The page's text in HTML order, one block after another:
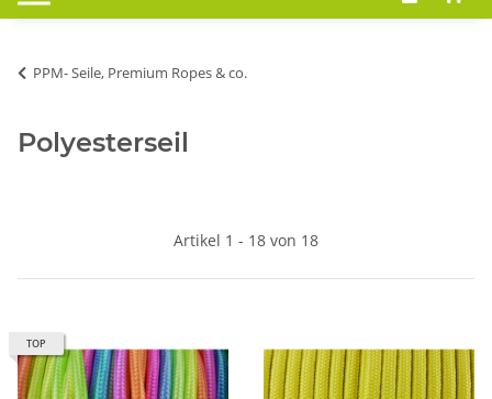
PPM- Seile, Premium Ropes & co.
Polyesterseil
Artikel 1 - 18 von 18
TOP